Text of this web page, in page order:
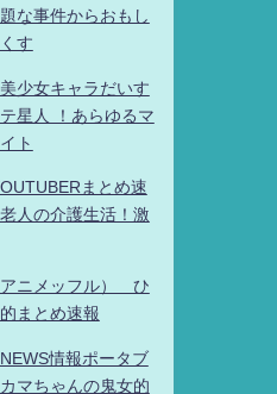
な事件からおもし
す
少女キャラだいす
星人 ！あらゆるマ
ト
まとめ速
人の介護生活！激
アニメッフル） ひ
まとめ速報
情報ポータブ
マちゃんの鬼女的